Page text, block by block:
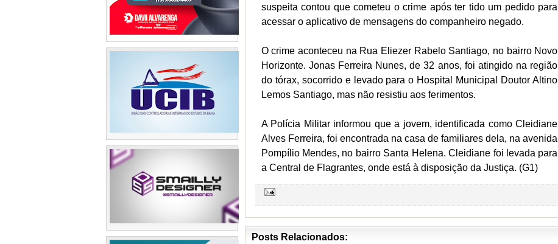
suspeita contou que cometeu o crime após ter tido um pedido para
acessar o aplicativo de mensagens do companheiro negado.
O crime aconteceu na Rua Eliezer Rabelo Santiago, no bairro Novo
Horizonte. Jonas Ferreira Nunes, de 32 anos, foi atingido na região
do tórax, socorrido e levado para o Hospital Municipal Doutor Altino
Lemos Santiago, mas não resistiu aos ferimentos.
A Polícia Militar informou que a jovem, identificada como Cleidiane
Alves Ferreira, foi encontrada na casa de familiares dela, na avenida
Pompílio Mendes, no bairro Santa Helena. Cleidiane foi levada para
a Central de Flagrantes, onde está à disposição da Justiça. (G1)
Posts Relacionados: